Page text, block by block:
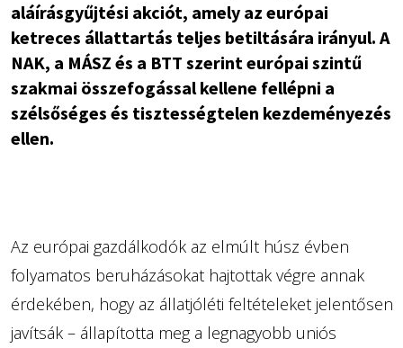
aláírásgyűjtési akciót, amely az európai
ketreces állattartás teljes betiltására irányul. A
NAK, a MÁSZ és a BTT szerint európai szintű
szakmai összefogással kellene fellépni a
szélsőséges és tisztességtelen kezdeményezés
ellen.
Az európai gazdálkodók az elmúlt húsz évben
folyamatos beruházásokat hajtottak végre annak
érdekében, hogy az állatjóléti feltételeket jelentősen
javítsák – állapította meg a legnagyobb uniós